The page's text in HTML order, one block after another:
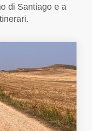
di Santiago e a